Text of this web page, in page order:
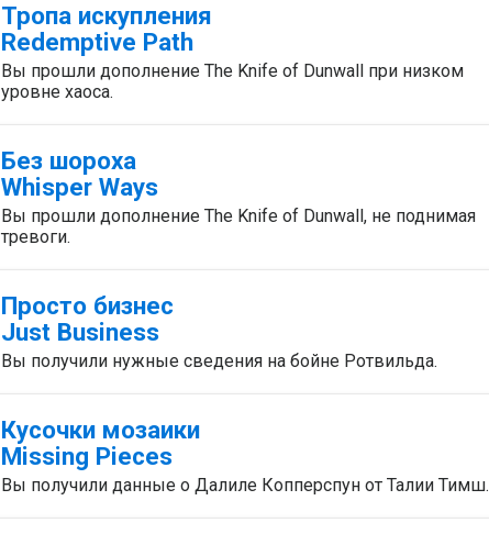
Тропа искупления
Redemptive Path
Вы прошли дополнение The Knife of Dunwall при низком
уровне хаоса.
Без шороха
Whisper Ways
Вы прошли дополнение The Knife of Dunwall, не поднимая
тревоги.
Просто бизнес
Just Business
Вы получили нужные сведения на бойне Ротвильда.
Кусочки мозаики
Missing Pieces
Вы получили данные о Далиле Копперспун от Талии Тимш.